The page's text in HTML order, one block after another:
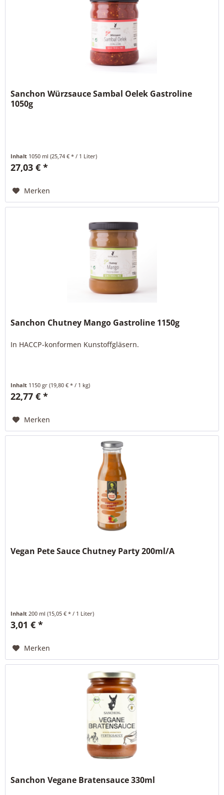
Sanchon Würzsauce Sambal Oelek Gastroline
1050g
Inhalt 1050 ml(25,74 € * / 1 Liter)
27,03 € *
Merken
Sanchon Chutney Mango Gastroline 1150g
In HACCP-konformen Kunstoffgläsern.
Inhalt 1150 gr(19,80 € * / 1 kg)
22,77 € *
Merken
Vegan Pete Sauce Chutney Party 200ml/A
Inhalt200 ml(15,05 € * / 1 Liter)
3,01 € *
Merken
Sanchon Vegane Bratensauce 330ml